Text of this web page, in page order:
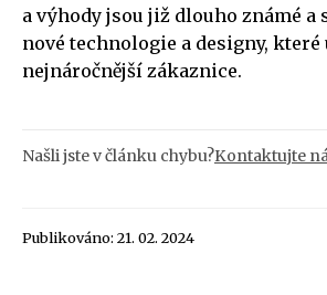
a výhody jsou již dlouho známé a
nové technologie a designy,
nejnáročnější zákaznice.
Našli jste v článku chybu?Kontaktujte
Publikováno: 21. 02. 2024